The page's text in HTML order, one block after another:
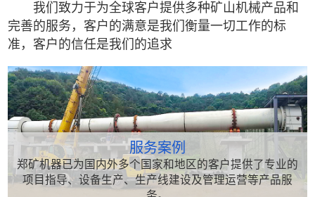
我们致力于为全球客户提供多种矿山机械产品和
完善的服务，客户的满意是我们衡量一切工作的标
准，客户的信任是我们的追求
服务案例
郑矿机器已为国内外多个国家和地区的客户提供了专业的
项目指导、设备生产、生产线建设及管理运营等产品服